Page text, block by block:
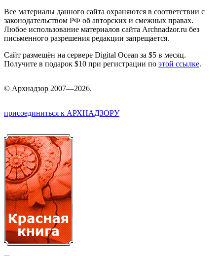
Все материалы данного сайта охраняются в соответствии с
законодательством РФ об авторских и смежных правах.
Любое использование материалов сайта Archnadzor.ru без
письменного разрешения редакции запрещается.
Сайт размещён на сервере Digital Ocean за $5 в месяц.
Получите в подарок $10 при регистрации по этой ссылке.
© Архнадзор 2007—2026.
присоединиться к АРХНАДЗОРУ